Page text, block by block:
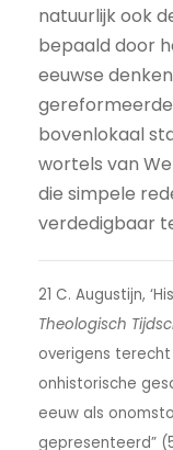
natuurlijk ook
bepaald door
eeuwse
bovenlokaal
wortels van
die simpele
verdedigbaar
21 C. Augustijn,
Theologisch
overigens
onhistorische
eeuw als
gepresenteerd”